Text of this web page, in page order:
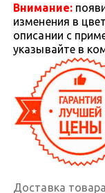
Внимание:
изменения в
описании с
указывайте в
Доставка